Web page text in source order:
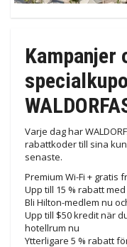
Kampanjer
Varje dag har
rabattkoder till sina
senaste.
Premium Wi-Fi + gratis
Upp till 15 % rabatt med
Bli Hilton-medlem nu
Upp till $50 kredit när
hotellrum nu
Ytterligare 5 % rabatt